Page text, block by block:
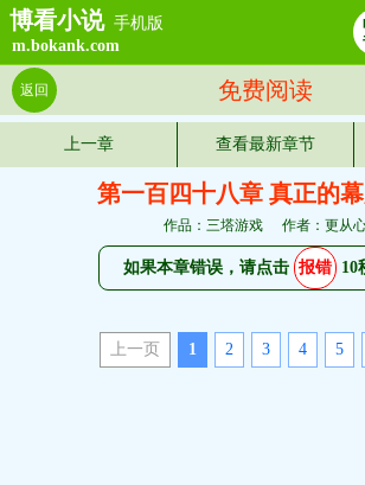
博看小说 手机版
m.bokank.com
免费阅读
返回
上一章 查看最新章节
第一百四十八章 真正的
作品：三塔游戏 作者：更从
如果本章错误，请点击 报错 10
上一页 1 2 3 4 5